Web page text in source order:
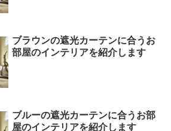
ブラウンの遮光カーテンに合うお
部屋のインテリアを紹介します
ブルーの遮光カーテンに合うお部
屋のインテリアを紹介します